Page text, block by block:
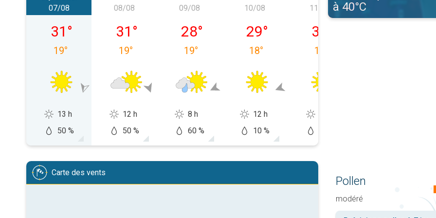
vendredi 07/08
07/08
31 °
19°
13 h
50 %
samedi 08/08
08/08
31 °
19°
12 h
50 %
dimanche 09/08
09/08
28°
19°
8 h
60 %
lundi 10/08
10/08
29°
18°
12 h
10 %
mardi 11/08
11/08
30
16
à 40°C
Carte des vents
Pollen
modéré